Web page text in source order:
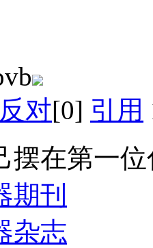
反对[0] 引用
摆在第一
期刊
杂志